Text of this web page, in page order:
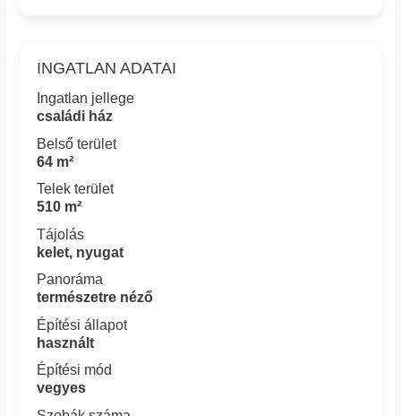
INGATLAN ADATAI
Ingatlan jellege
családi ház
Belső terület
64 m²
Telek terület
510 m²
Tájolás
kelet, nyugat
Panoráma
természetre néző
Építési állapot
használt
Építési mód
vegyes